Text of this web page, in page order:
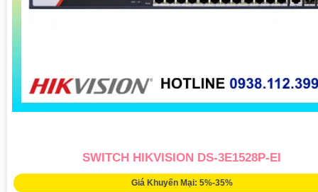
SWITCH HIKVISION DS-3E1528P-EI
Giá Khuyến Mại: 5%-35%